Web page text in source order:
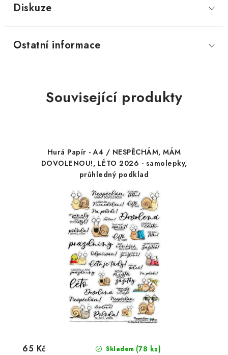
Diskuze
Ostatní informace
Související produkty
Hurá Papír - A4 / NESPĚCHÁM, MÁM
DOVOLENOU!, LÉTO 2026 - samolepky,
průhledný podklad
Skladem (78 ks)
65 Kč